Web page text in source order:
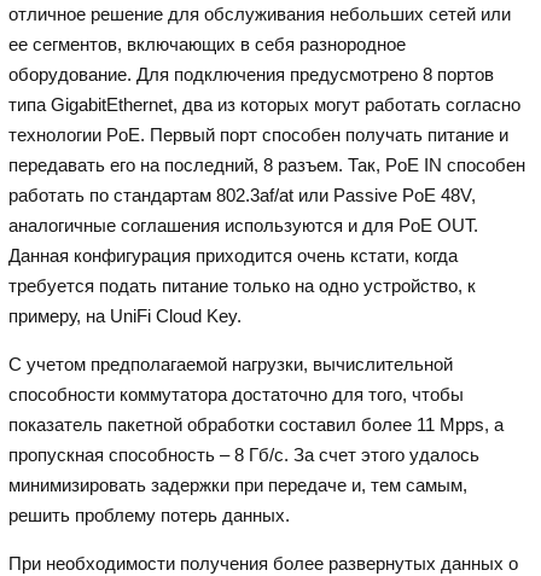
отличное решение для обслуживания небольших сетей или
ее сегментов, включающих в себя разнородное
оборудование. Для подключения предусмотрено 8 портов
типа GigabitEthernet, два из которых могут работать согласно
технологии PoE. Первый порт способен получать питание и
передавать его на последний, 8 разъем. Так, PoE IN способен
работать по стандартам 802.3af/at или Passive PoE 48V,
аналогичные соглашения используются и для PoE OUT.
Данная конфигурация приходится очень кстати, когда
требуется подать питание только на одно устройство, к
примеру, на UniFi Cloud Key.
С учетом предполагаемой нагрузки, вычислительной
способности коммутатора достаточно для того, чтобы
показатель пакетной обработки составил более 11 Mpps, а
пропускная способность – 8 Гб/с. За счет этого удалось
минимизировать задержки при передаче и, тем самым,
решить проблему потерь данных.
При необходимости получения более развернутых данных о